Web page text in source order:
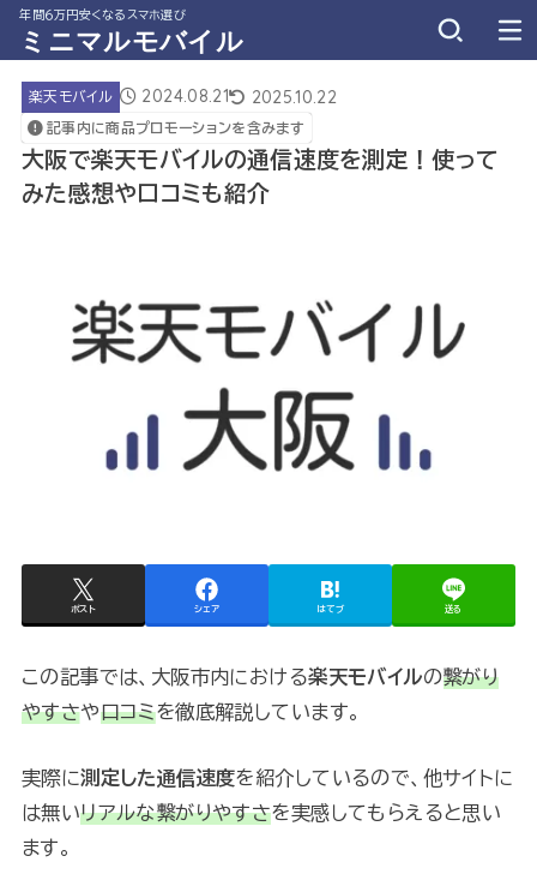
年間６万円安くなるスマホ選び
ミニマルモバイル
楽天モバイル 2024.08.21 2025.10.22
記事内に商品プロモーションを含みます
大阪で楽天モバイルの通信速度を測定！使って
みた感想や口コミも紹介
ポスト シェア はてブ 送る
この記事では、大阪市内における楽天モバイルの繋がり
やすさや口コミを徹底解説しています。
実際に測定した通信速度を紹介しているので、他サイトに
は無いリアルな繋がりやすさを実感してもらえると思い
ます。